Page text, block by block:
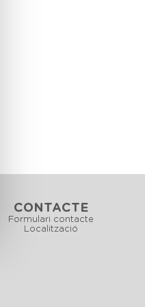
CONTACTE
Formulari contacte
Localització